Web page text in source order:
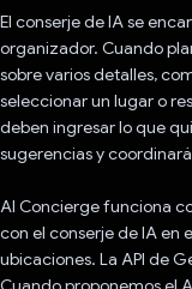
El conserje de IA se
organizador. Cuando
sobre varios detalles,
seleccionar un lugar o
deben ingresar lo que
sugerencias y
AI Concierge funciona
con el conserje de IA en
ubicaciones. La API de